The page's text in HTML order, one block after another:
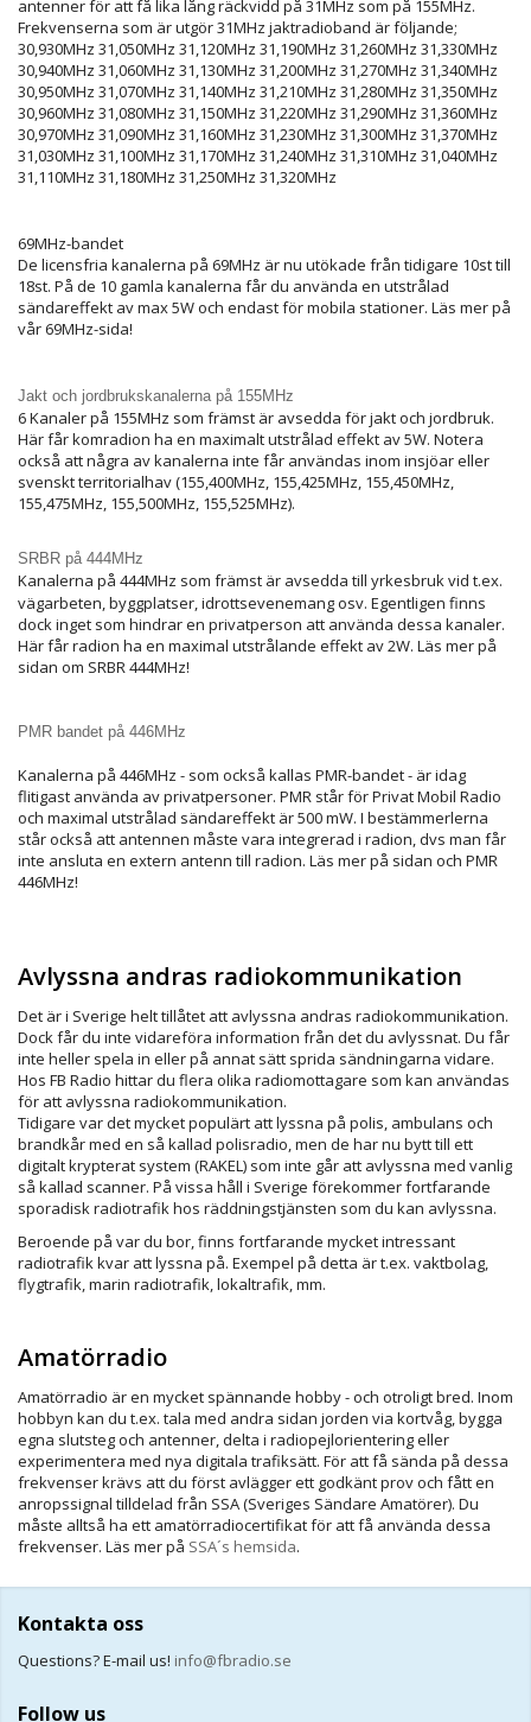
antenner för att få lika lång räckvidd på 31MHz som på 155MHz.
Frekvenserna som är utgör 31MHz jaktradioband är följande;
30,930MHz 31,050MHz 31,120MHz 31,190MHz 31,260MHz 31,330MHz
30,940MHz 31,060MHz 31,130MHz 31,200MHz 31,270MHz 31,340MHz
30,950MHz 31,070MHz 31,140MHz 31,210MHz 31,280MHz 31,350MHz
30,960MHz 31,080MHz 31,150MHz 31,220MHz 31,290MHz 31,360MHz
30,970MHz 31,090MHz 31,160MHz 31,230MHz 31,300MHz 31,370MHz
31,030MHz 31,100MHz 31,170MHz 31,240MHz 31,310MHz 31,040MHz
31,110MHz 31,180MHz 31,250MHz 31,320MHz
69MHz-bandet
De licensfria kanalerna på 69MHz är nu utökade från tidigare 10st till
18st. På de 10 gamla kanalerna får du använda en utstrålad
sändareffekt av max 5W och endast för mobila stationer. Läs mer på
vår 69MHz-sida!
Jakt och jordbrukskanalerna på 155MHz
6 Kanaler på 155MHz som främst är avsedda för jakt och jordbruk.
Här får komradion ha en maximalt utstrålad effekt av 5W. Notera
också att några av kanalerna inte får användas inom insjöar eller
svenskt territorialhav (155,400MHz, 155,425MHz, 155,450MHz,
155,475MHz, 155,500MHz, 155,525MHz).
SRBR på 444MHz
Kanalerna på 444MHz som främst är avsedda till yrkesbruk vid t.ex.
vägarbeten, byggplatser, idrottsevenemang osv. Egentligen finns
dock inget som hindrar en privatperson att använda dessa kanaler.
Här får radion ha en maximal utstrålande effekt av 2W. Läs mer på
sidan om SRBR 444MHz!
PMR bandet på 446MHz
Kanalerna på 446MHz - som också kallas PMR-bandet - är idag
flitigast använda av privatpersoner. PMR står för Privat Mobil Radio
och maximal utstrålad sändareffekt är 500 mW. I bestämmerlerna
står också att antennen måste vara integrerad i radion, dvs man får
inte ansluta en extern antenn till radion. Läs mer på sidan och PMR
446MHz!
Avlyssna andras radiokommunikation
Det är i Sverige helt tillåtet att avlyssna andras radiokommunikation.
Dock får du inte vidareföra information från det du avlyssnat. Du får
inte heller spela in eller på annat sätt sprida sändningarna vidare.
Hos FB Radio hittar du flera olika radiomottagare som kan användas
för att avlyssna radiokommunikation.
Tidigare var det mycket populärt att lyssna på polis, ambulans och
brandkår med en så kallad polisradio, men de har nu bytt till ett
digitalt krypterat system (RAKEL) som inte går att avlyssna med vanlig
så kallad scanner. På vissa håll i Sverige förekommer fortfarande
sporadisk radiotrafik hos räddningstjänsten som du kan avlyssna.
Beroende på var du bor, finns fortfarande mycket intressant
radiotrafik kvar att lyssna på. Exempel på detta är t.ex. vaktbolag,
flygtrafik, marin radiotrafik, lokaltrafik, mm.
Amatörradio
Amatörradio är en mycket spännande hobby - och otroligt bred. Inom
hobbyn kan du t.ex. tala med andra sidan jorden via kortvåg, bygga
egna slutsteg och antenner, delta i radiopejlorientering eller
experimentera med nya digitala trafiksätt. För att få sända på dessa
frekvenser krävs att du först avlägger ett godkänt prov och fått en
anropssignal tilldelad från SSA (Sveriges Sändare Amatörer). Du
måste alltså ha ett amatörradiocertifikat för att få använda dessa
frekvenser. Läs mer på SSA´s hemsida.
Kontakta oss
Questions? E-mail us! info@fbradio.se
Follow us